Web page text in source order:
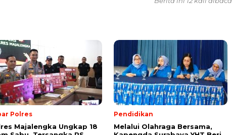
Polres
Majalengka Ungkap 18
Pendidikan
Melalui Olahraga Bersama,